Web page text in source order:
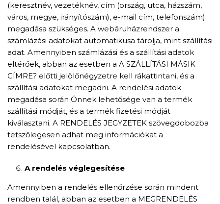
(keresztnév, vezetéknév, cím (ország, utca, házszám,
város, megye, irányítószám), e-mail cím, telefonszám)
megadása szükséges. A webáruházrendszer a
számlázási adatokat automatikusa tárolja, mint szállítási
adat. Amennyiben számlázási és a szállítási adatok
eltérőek, abban az esetben a A SZÁLLÍTÁSI MÁSIK
CÍMRE? előtti jelölőnégyzetre kell rákattintani, és a
szállítási adatokat megadni. A rendelési adatok
megadása során Önnek lehetősége van a termék
szállítási módját, és a termék fizetési módját
kiválasztani. A RENDELÉS JEGYZETEK szövegdobozba
tetszőlegesen adhat meg információkat a
rendelésével kapcsolatban.
A rendelés véglegesítése
Amennyiben a rendelés ellenőrzése során mindent
rendben talál, abban az esetben a MEGRENDELÉS